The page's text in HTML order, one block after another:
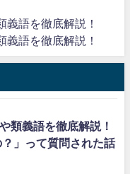
義語を徹底解説！
義語を徹底解説！
類義語を徹底解説！
？」って質問された話